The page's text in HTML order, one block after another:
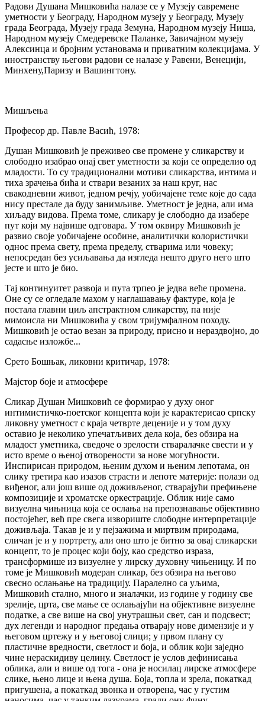
Радови Душана Мишковића налазе се у Музеју савремене
уметности у Београду, Народном музеју у Београду, Музеју
града Београда, Музеју града Земуна, Народном музеју Ниша,
Народном музеју Смедеревске Паланке, Завичајном музеју
Алексинца и бројним установама и приватним колекцијама. У
иностранству његови радови се налазе у Равени, Венецији,
Минхену,Паризу и Вашингтону.
Мишљења
Професор др. Павле Васић, 1978:
Душан Мишковић је преживео све промене у сликарству и
слободно изабрао онај свет уметности за који се определио од
младости. То су традиционални мотиви сликарства, интима и
тиха зрачења бића и ствари везаних за наш круг, нас
свакодневни живот, једном речју, уобичајене теме које до сада
нису престале да буду занимљиве. Уметност је једна, али има
хиљаду видова. Према томе, сликару је слободно да изабере
пут који му највише одговара. У том оквиру Мишковић је
развио своје уобичајене особине, аналитички колористички
однос према свету, према пределу, стварима или човеку;
непосредан без усиљавања да изгледа нешто друго него што
јесте и што је био.
Тај континуитет развоја и пута трпео је једва веће промена.
Оне су се огледале махом у наглашавању фактуре, која је
постала главни циљ апстрактном сликарству, па није
мимоисла ни Мишковића у свом тријумфалном походу.
Мишковић је остао везан за природу, присно и нераздвојно, до
садасње изложбе...
Срето Бошњак, ликовни критичар, 1978:
Мајстор боје и атмосфере
Сликар Душан Мишковић се формирао у духу оног
интимистичко-поетског концепта који је карактерисао српску
ликовну уметност с краја четврте деценије и у том духу
оставио је неколико упечатљивих дела која, без обзира на
младост уметника, сведоче о зрелости стваралачке свести и у
исто време о њеној отворености за нове могућности.
Инспирисан природом, њеним духом и њеним лепотама, он
слику третира као изазов страсти и лепоте материје: полази од
виђеног, али још више од доживљеног, стварајући префињене
композиције и хроматске оркестрације. Облик није само
визуелна чињница која се ослања на препознавање објективно
постојећег, већ пре свега извориште слободне интерпретације
доживљаја. Такав је и у пејзажима и миртвим природама,
сличан је и у портрету, али оно што је битно за овај сликарски
концепт, то је процес који боју, као средство израза,
трансформише из визуелне у лирску духовну чињеницу. И по
томе је Мишковић модеран сликар, без обзира на његово
свесно ослањање на традицију. Паралелно са уљима,
Мишковић стално, много и зналачки, из године у годину све
зрелије, црта, све мање се ослањајући на објективне визуелне
податке, а све више на свој унутрашњи свет, сан и подсвест;
дух легенди и народног предања отварају нове димензије и у
његовом цртежу и у његовој слици; у првом плану су
пластичне вредности, светлост и боја, и облик који заједно
чине нераскидиву целину. Светлост је услов дефинисања
облика, али и више од тога - она је носилац лирске атмосфере
слике, њено лице и њена душа. Боја, топла и зрела, покаткад
пригушена, а покаткад звонка и отворена, час у густим